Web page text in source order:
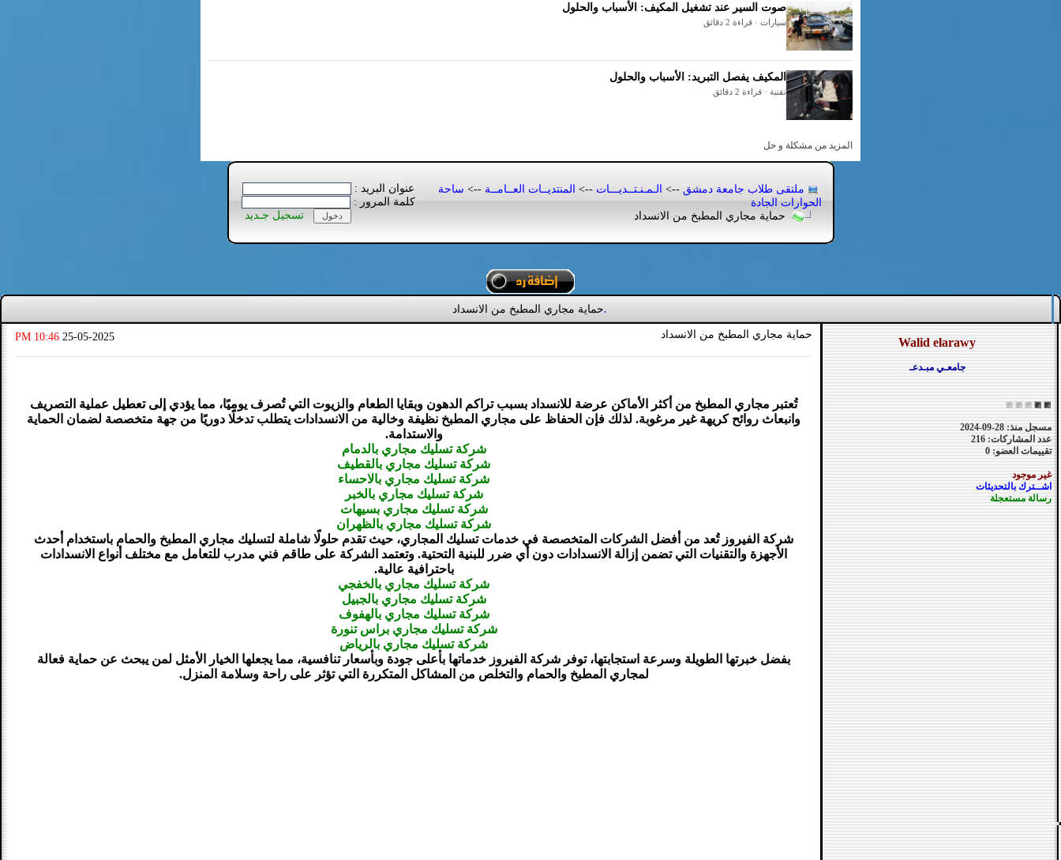
صوت السير عند تشغيل المكيف: الأسباب والحلول
سيارات · قراءة 2 دقائق
المكيف يفصل التبريد: الأسباب والحلول
تقنية · قراءة 2 دقائق
المزيد من مشكلة و حل
ملتقى طلاب جامعة دمشق --> الـمـنـتــديـــات --> المنتديــات العــامــة --> ساحة
الحوارات الجادة
حماية مجاري المطبخ من الانسداد
عنوان البريد :
كلمة المرور :
تسجيل جـديد
.حماية مجاري المطبخ من الانسداد
Walid elarawy
جامعـي مبـدعـ
مسجل منذ: 28-09-2024
عدد المشاركات: 216
تقييمات العضو: 0
غير موجود
اشــترك بالتحديثات
رسالة مستعجلة
حماية مجاري المطبخ من الانسداد 25-05-2025
10:46 PM
تُعتبر مجاري المطبخ من أكثر الأماكن عرضة للانسداد بسبب تراكم الدهون وبقايا الطعام والزيوت التي تُصرف يوميًا، مما يؤدي إلى تعطيل عملية التصريف
وانبعاث روائح كريهة غير مرغوبة. لذلك فإن الحفاظ على مجاري المطبخ نظيفة وخالية من الانسدادات يتطلب تدخلًا دوريًا من جهة متخصصة لضمان الحماية
والاستدامة.
شركة تسليك مجاري بالدمام
شركة تسليك مجاري بالقطيف
شركة تسليك مجاري بالاحساء
شركة تسليك مجاري بالخبر
شركة تسليك مجاري بسيهات
شركة تسليك مجاري بالظهران
شركة الفيروز تُعد من أفضل الشركات المتخصصة في خدمات تسليك المجاري، حيث تقدم حلولًا شاملة لتسليك مجاري المطبخ والحمام باستخدام أحدث
الأجهزة والتقنيات التي تضمن إزالة الانسدادات دون أي ضرر للبنية التحتية. وتعتمد الشركة على طاقم فني مدرب للتعامل مع مختلف أنواع الانسدادات
باحترافية عالية.
شركة تسليك مجاري بالخفجي
شركة تسليك مجاري بالجبيل
شركة تسليك مجاري بالهفوف
شركة تسليك مجاري براس تنورة
شركة تسليك مجاري بالرياض
بفضل خبرتها الطويلة وسرعة استجابتها، توفر شركة الفيروز خدماتها بأعلى جودة وبأسعار تنافسية، مما يجعلها الخيار الأمثل لمن يبحث عن حماية فعالة
لمجاري المطبخ والحمام والتخلص من المشاكل المتكررة التي تؤثر على راحة وسلامة المنزل.